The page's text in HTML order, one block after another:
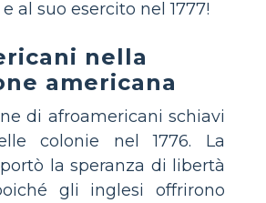
al suo esercito nel 1777!
nella
americana
di afroamericani schiavi
colonie nel 1776. La
la speranza di libertà
gli inglesi offrirono